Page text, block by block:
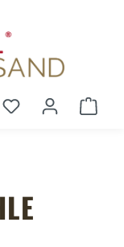
Du hast 0